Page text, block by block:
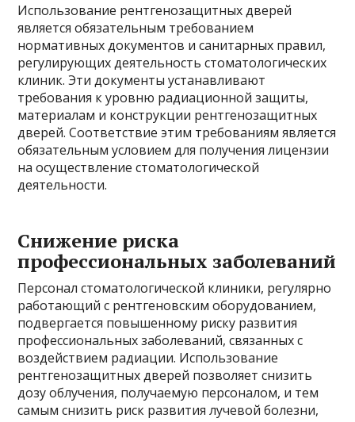
Использование рентгенозащитных дверей
является обязательным требованием
нормативных документов и санитарных правил,
регулирующих деятельность стоматологических
клиник. Эти документы устанавливают
требования к уровню радиационной защиты,
материалам и конструкции рентгенозащитных
дверей. Соответствие этим требованиям является
обязательным условием для получения лицензии
на осуществление стоматологической
деятельности.
Снижение риска
профессиональных заболеваний
Персонал стоматологической клиники, регулярно
работающий с рентгеновским оборудованием,
подвергается повышенному риску развития
профессиональных заболеваний, связанных с
воздействием радиации. Использование
рентгенозащитных дверей позволяет снизить
дозу облучения, получаемую персоналом, и тем
самым снизить риск развития лучевой болезни,